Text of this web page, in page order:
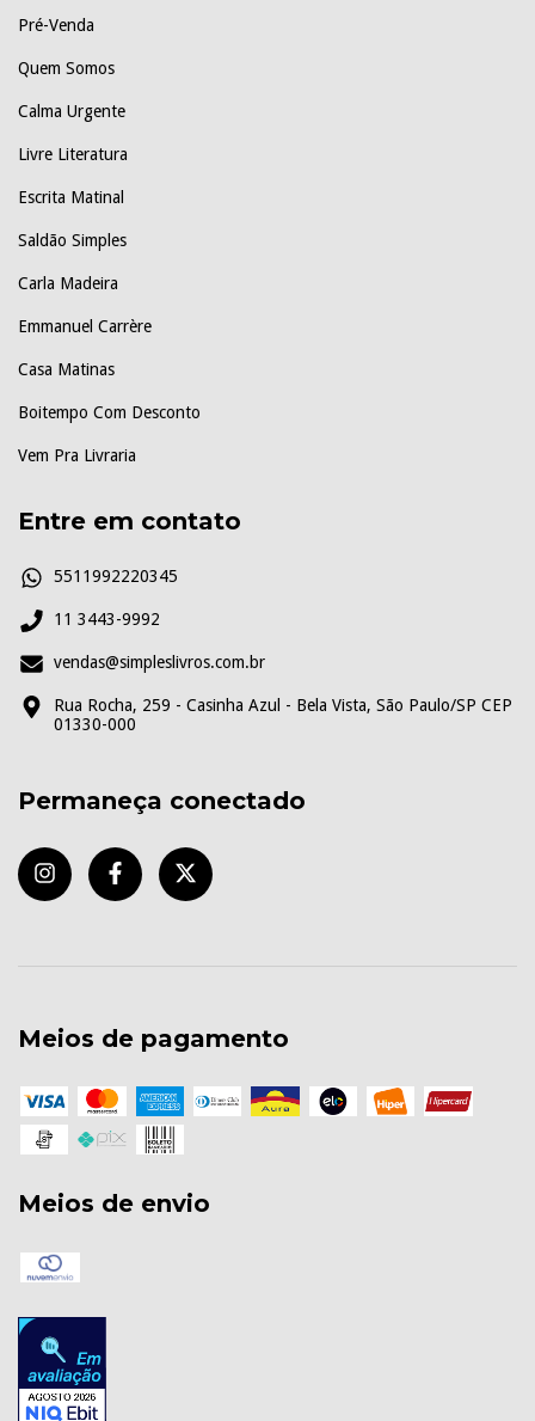
Pré-Venda
Quem Somos
Calma Urgente
Livre Literatura
Escrita Matinal
Saldão Simples
Carla Madeira
Emmanuel Carrère
Casa Matinas
Boitempo Com Desconto
Vem Pra Livraria
Entre em contato
5511992220345
11 3443-9992
vendas@simpleslivros.com.br
Rua Rocha, 259 - Casinha Azul - Bela Vista, São Paulo/SP CEP
01330-000
Permaneça conectado
Meios de pagamento
Meios de envio